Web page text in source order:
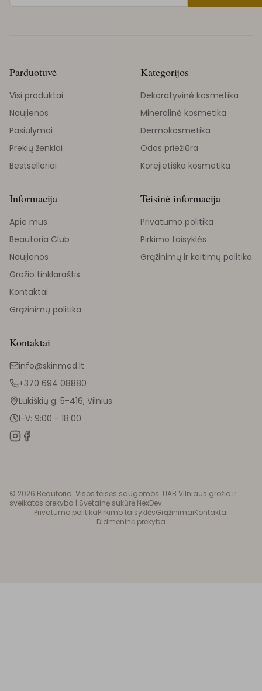
Parduotuvė
Visi produktai
Naujienos
Pasiūlymai
Prekių ženklai
Bestselleriai
Kategorijos
Dekoratyvinė kosmetika
Mineralinė kosmetika
Dermokosmetika
Odos priežiūra
Korejietiška kosmetika
Informacija
Apie mus
Beautoria Club
Naujienos
Grožio tinklaraštis
Kontaktai
Grąžinimų politika
Teisinė informacija
Privatumo politika
Pirkimo taisyklės
Grąžinimų ir keitimų politika
Kontaktai
info@skinmed.lt
+370 694 08880
Lukiškių g. 5-416, Vilnius
I-V: 9:00 - 18:00
© 2026 Beautoria. Visos teisės saugomos. UAB Vilniaus grožio ir
sveikatos prekyba | Svetainę sukūrė NexDev
Privatumo politikaPirkimo taisyklėsGrąžinimaiKontaktai
Didmeninė prekyba